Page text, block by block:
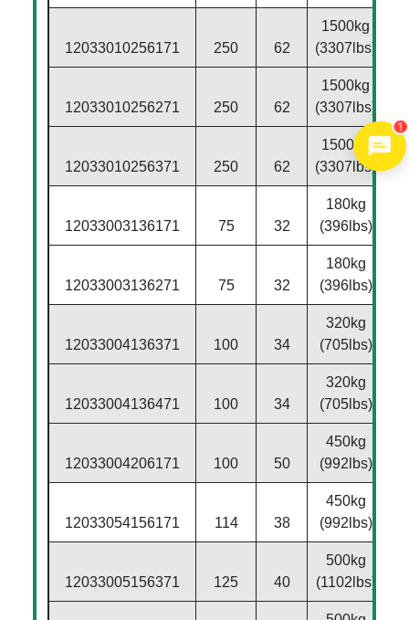
12033010256171 250 62
1500kg
(3307lbs)
12033010256271 250 62
1500kg
(3307lbs)
12033010256371 250 62
1500kg
(3307lbs)
12033003136171 75 32
180kg
(396lbs)
12033003136271 75 32
180kg
(396lbs)
12033004136371 100 34
320kg
(705lbs)
12033004136471 100 34
320kg
(705lbs)
12033004206171 100 50
450kg
(992lbs)
12033054156171 114 38
450kg
(992lbs)
12033005156371 125 40
500kg
(1102lbs)
1